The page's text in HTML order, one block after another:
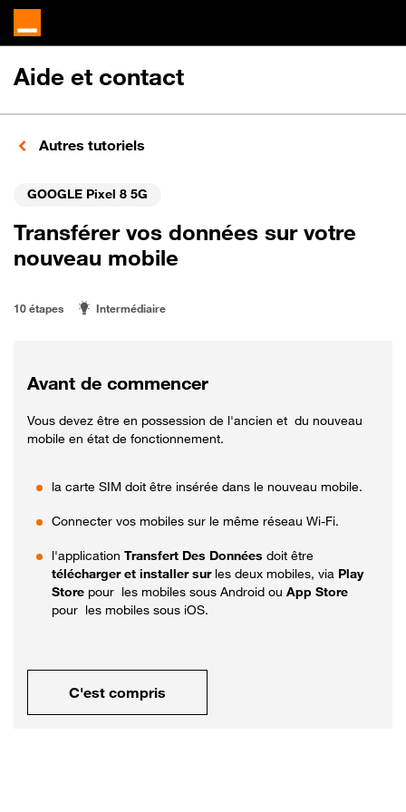
Aide et contact
Autres tutoriels
GOOGLE Pixel 8 5G
Transférer vos données sur votre
nouveau mobile
10 étapes Intermédiaire
Avant de commencer
Vous devez être en possession de l'ancien et du nouveau
mobile en état de fonctionnement.
la carte SIM doit être insérée dans le nouveau mobile.
Connecter vos mobiles sur le même réseau Wi-Fi.
l'application Transfert Des Données doit être
télécharger et installer sur les deux mobiles, via Play
Store pour les mobiles sous Android ou App Store
pour les mobiles sous iOS.
C'est compris